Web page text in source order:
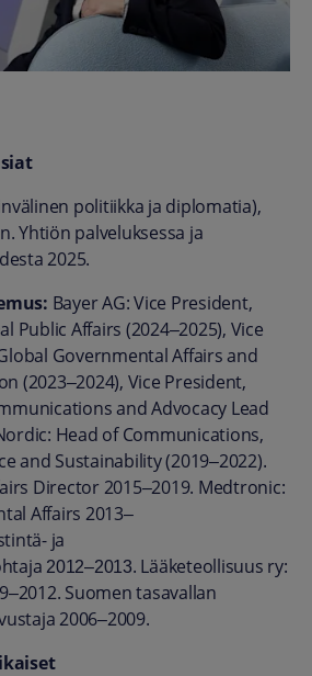
politiikka ja diplomatia),
Yhtiön palveluksessa ja
2025.
Bayer AG: Vice President,
Public Affairs (2024–2025), Vice
Governmental Affairs and
(2023–2024), Vice President,
and Advocacy Lead
Head of Communications,
and Sustainability (2019–2022).
Director 2015–2019. Medtronic:
Affairs 2013–
ja
2012–2013. Lääketeollisuus ry:
–2012. Suomen tasavallan
2006–2009.